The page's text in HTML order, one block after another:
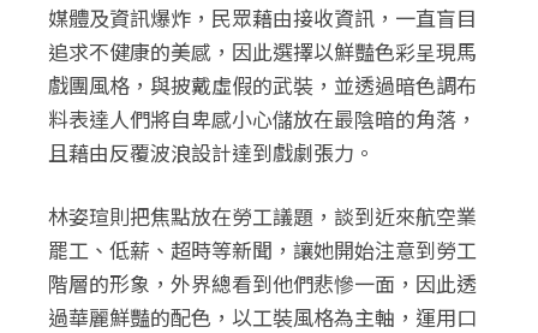
媒體及資訊爆炸，民眾藉由接收資訊，一直盲目
追求不健康的美感，因此選擇以鮮豔色彩呈現馬
戲團風格，與披戴虛假的武裝，並透過暗色調布
料表達人們將自卑感小心儲放在最陰暗的角落，
且藉由反覆波浪設計達到戲劇張力。
林姿瑄則把焦點放在勞工議題，談到近來航空業
罷工、低薪、超時等新聞，讓她開始注意到勞工
階層的形象，外界總看到他們悲慘一面，因此透
過華麗鮮豔的配色，以工裝風格為主軸，運用口